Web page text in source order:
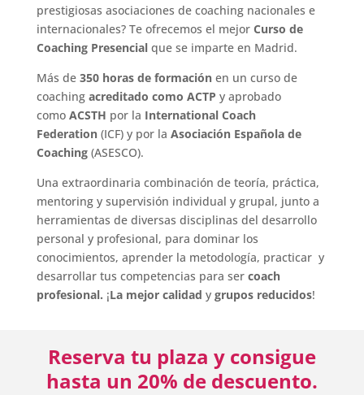
prestigiosas asociaciones de coaching nacionales e
internacionales? Te ofrecemos el mejor Curso de
Coaching Presencial que se imparte en Madrid.
Más de 350 horas de formaciónen un curso de
coaching acreditado como ACTP y aprobado
como ACSTH por la International Coach
Federation(ICF) y por la Asociación Española de
Coaching(ASESCO).
Una extraordinaria combinación de teoría, práctica,
mentoring y supervisión individual y grupal, junto a
herramientas de diversas disciplinas del desarrollo
personal y profesional, para dominar los
conocimientos, aprender la metodología, practicar y
desarrollar tus competencias para ser coach
profesional. ¡La mejor calidad y grupos reducidos!
Reserva tu plaza y consigue
hasta un 20% de descuento.